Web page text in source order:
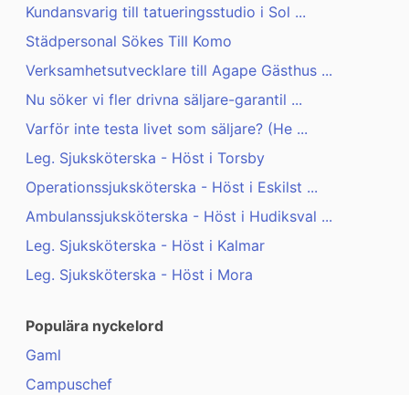
Kundansvarig till tatueringsstudio i Sol ...
Städpersonal Sökes Till Komo
Verksamhetsutvecklare till Agape Gästhus ...
Nu söker vi fler drivna säljare-garantil ...
Varför inte testa livet som säljare? (He ...
Leg. Sjuksköterska - Höst i Torsby
Operationssjuksköterska - Höst i Eskilst ...
Ambulanssjuksköterska - Höst i Hudiksval ...
Leg. Sjuksköterska - Höst i Kalmar
Leg. Sjuksköterska - Höst i Mora
Populära nyckelord
Gaml
Campuschef